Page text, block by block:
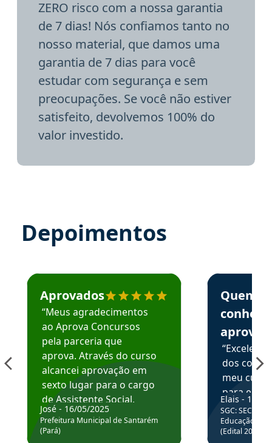
ZERO risco com a nossa garantia
de 7 dias! Nós confiamos tanto no
nosso material, que damos uma
garantia de 7 dias para você
estudar com segurança e sem
preocupações. Se você não estiver
satisfeito, devolvemos 100% do
valor investido.
Depoimentos
Estudante José recomenda o Aprova Concursos em
Aprovados
“Meus agradecimentos
ao Aprova Concursos
pela parceria que
aprova. Através do curso
alcancei aprovação em
sexto lugar para o cargo
de Assistente Social.
Hoje estou atuando na
Prefeitura de Santarém.
José - 16/05/2025
Prefeitura Municipal de Santarém
(Pará)
Estudante
Quem
aprova
dos
meu
para
colocar
através
de
Elais - 15/
SGC: SEC BA
Educação
(Edital